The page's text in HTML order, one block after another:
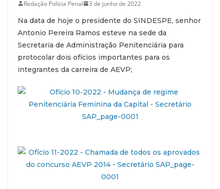
Redação Polícia Penal 3 de junho de 2022
Na data de hoje o presidente do SINDESPE, senhor
Antonio Pereira Ramos esteve na sede da
Secretaria de Administração Penitenciária para
protocolar dois ofícios importantes para os
integrantes da carreira de AEVP;